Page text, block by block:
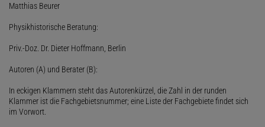
Matthias Beurer
Physikhistorische Beratung:
Priv.-Doz. Dr. Dieter Hoffmann, Berlin
Autoren (A) und Berater (B):
In eckigen Klammern steht das Autorenkürzel, die Zahl in der runden
Klammer ist die Fachgebietsnummer; eine Liste der Fachgebiete findet sich
im Vorwort.